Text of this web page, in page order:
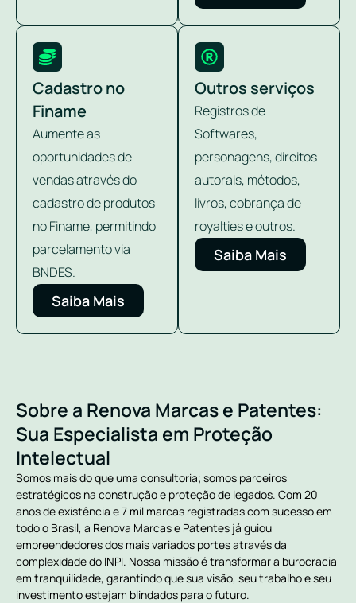
Cadastro no
Finame
Aumente as
oportunidades de
vendas através do
cadastro de produtos
no Finame, permitindo
parcelamento via
BNDES.
Saiba Mais
Outros serviços
Registros de
Softwares,
personagens, direitos
autorais, métodos,
livros, cobrança de
royalties e outros.
Saiba Mais
Sobre a Renova Marcas e Patentes:
Sua Especialista em Proteção
Intelectual
Somos mais do que uma consultoria; somos parceiros
estratégicos na construção e proteção de legados. Com 20
anos de existência e 7 mil marcas registradas com sucesso em
todo o Brasil, a Renova Marcas e Patentes já guiou
empreendedores dos mais variados portes através da
complexidade do INPI. Nossa missão é transformar a burocracia
em tranquilidade, garantindo que sua visão, seu trabalho e seu
investimento estejam blindados para o futuro.